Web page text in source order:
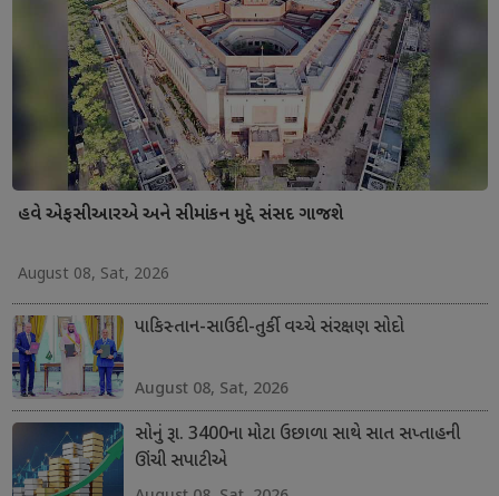
હવે એફસીઆરએ અને સીમાંકન મુદ્દે સંસદ ગાજશે
August 08, Sat, 2026
પાકિસ્તાન-સાઉદી-તુર્કી વચ્ચે સંરક્ષણ સોદો
August 08, Sat, 2026
સોનું રૂા. 3400ના મોટા ઉછાળા સાથે સાત સપ્તાહની
ઊંચી સપાટીએ